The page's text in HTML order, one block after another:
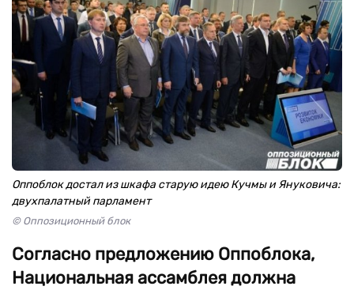
Оппоблок достал из шкафа старую идею Кучмы и Януковича:
двухпалатный парламент
© Оппозиционный блок
Согласно предложению Оппоблока,
Национальная ассамблея должна